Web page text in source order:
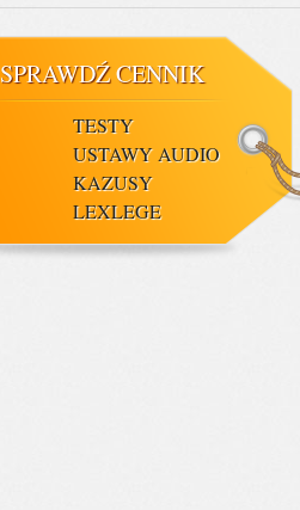
SPRAWDŹ CENNIK
TESTY
USTAWY AUDIO
KAZUSY
LEXLEGE